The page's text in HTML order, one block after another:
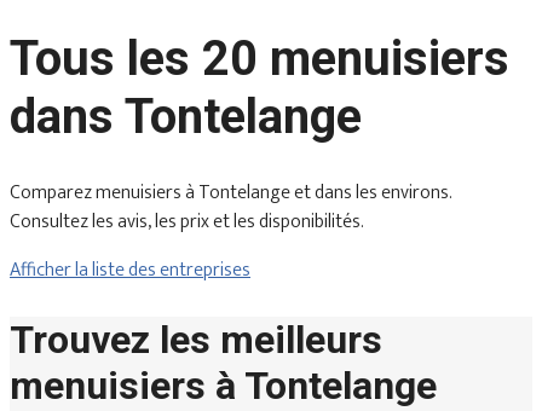
Tous les 20 menuisiers
dans Tontelange
Comparez menuisiers à Tontelange et dans les environs.
Consultez les avis, les prix et les disponibilités.
Afficher la liste des entreprises
Trouvez les meilleurs
menuisiers à Tontelange